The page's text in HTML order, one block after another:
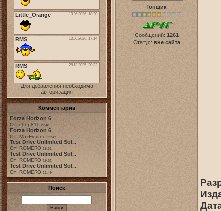
Для добавления необходима
авторизация
Комментарии
Forza Horizon 6
От: chep811 19:48
Forza Horizon 6
От: MaxFiorano 23:47
Test Drive Unlimited Sol...
От: ROMERO 18:31
Test Drive Unlimited Sol...
От: ROMERO 19:31
Test Drive Unlimited Sol...
От: ROMERO 11:49
Поиск
Гонщик
Сообщений: 1261
Статус: вне сайта